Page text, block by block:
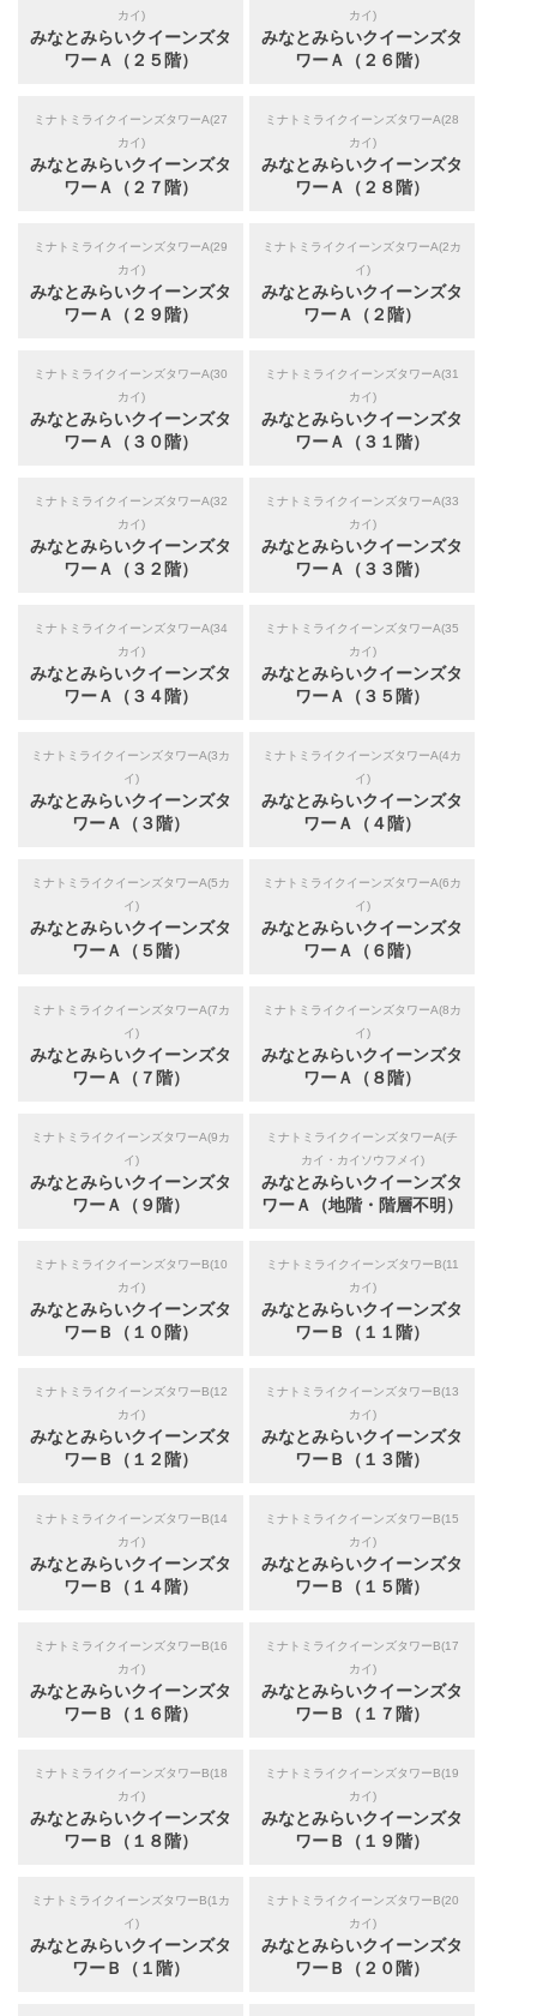
カイ)
みなとみらいクイーンズタ
ワーＡ（２５階）
カイ)
みなとみらいクイーンズタ
ワーＡ（２６階）
ミナトミライクイーンズタワーA(27
カイ)
みなとみらいクイーンズタ
ワーＡ（２７階）
ミナトミライクイーンズタワーA(28
カイ)
みなとみらいクイーンズタ
ワーＡ（２８階）
ミナトミライクイーンズタワーA(29
カイ)
みなとみらいクイーンズタ
ワーＡ（２９階）
ミナトミライクイーンズタワーA(2カ
イ)
みなとみらいクイーンズタ
ワーＡ（２階）
ミナトミライクイーンズタワーA(30
カイ)
みなとみらいクイーンズタ
ワーＡ（３０階）
ミナトミライクイーンズタワーA(31
カイ)
みなとみらいクイーンズタ
ワーＡ（３１階）
ミナトミライクイーンズタワーA(32
カイ)
みなとみらいクイーンズタ
ワーＡ（３２階）
ミナトミライクイーンズタワーA(33
カイ)
みなとみらいクイーンズタ
ワーＡ（３３階）
ミナトミライクイーンズタワーA(34
カイ)
みなとみらいクイーンズタ
ワーＡ（３４階）
ミナトミライクイーンズタワーA(35
カイ)
みなとみらいクイーンズタ
ワーＡ（３５階）
ミナトミライクイーンズタワーA(3カ
イ)
みなとみらいクイーンズタ
ワーＡ（３階）
ミナトミライクイーンズタワーA(4カ
イ)
みなとみらいクイーンズタ
ワーＡ（４階）
ミナトミライクイーンズタワーA(5カ
イ)
みなとみらいクイーンズタ
ワーＡ（５階）
ミナトミライクイーンズタワーA(6カ
イ)
みなとみらいクイーンズタ
ワーＡ（６階）
ミナトミライクイーンズタワーA(7カ
イ)
みなとみらいクイーンズタ
ワーＡ（７階）
ミナトミライクイーンズタワーA(8カ
イ)
みなとみらいクイーンズタ
ワーＡ（８階）
ミナトミライクイーンズタワーA(9カ
イ)
みなとみらいクイーンズタ
ワーＡ（９階）
ミナトミライクイーンズタワーA(チ
カイ・カイソウフメイ)
みなとみらいクイーンズタ
ワーＡ（地階・階層不明）
ミナトミライクイーンズタワーB(10
カイ)
みなとみらいクイーンズタ
ワーＢ（１０階）
ミナトミライクイーンズタワーB(11
カイ)
みなとみらいクイーンズタ
ワーＢ（１１階）
ミナトミライクイーンズタワーB(12
カイ)
みなとみらいクイーンズタ
ワーＢ（１２階）
ミナトミライクイーンズタワーB(13
カイ)
みなとみらいクイーンズタ
ワーＢ（１３階）
ミナトミライクイーンズタワーB(14
カイ)
みなとみらいクイーンズタ
ワーＢ（１４階）
ミナトミライクイーンズタワーB(15
カイ)
みなとみらいクイーンズタ
ワーＢ（１５階）
ミナトミライクイーンズタワーB(16
カイ)
みなとみらいクイーンズタ
ワーＢ（１６階）
ミナトミライクイーンズタワーB(17
カイ)
みなとみらいクイーンズタ
ワーＢ（１７階）
ミナトミライクイーンズタワーB(18
カイ)
みなとみらいクイーンズタ
ワーＢ（１８階）
ミナトミライクイーンズタワーB(19
カイ)
みなとみらいクイーンズタ
ワーＢ（１９階）
ミナトミライクイーンズタワーB(1カ
イ)
みなとみらいクイーンズタ
ワーＢ（１階）
ミナトミライクイーンズタワーB(20
カイ)
みなとみらいクイーンズタ
ワーＢ（２０階）